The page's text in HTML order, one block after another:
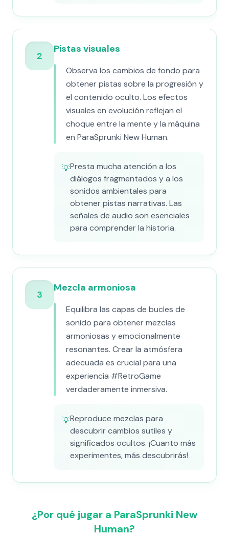
2
Pistas visuales
Observa los cambios de fondo para
obtener pistas sobre la progresión y
el contenido oculto. Los efectos
visuales en evolución reflejan el
choque entre la mente y la máquina
en ParaSprunki New Human.
💡Presta mucha atención a los
diálogos fragmentados y a los
sonidos ambientales para
obtener pistas narrativas. Las
señales de audio son esenciales
para comprender la historia.
3
Mezcla armoniosa
Equilibra las capas de bucles de
sonido para obtener mezclas
armoniosas y emocionalmente
resonantes. Crear la atmósfera
adecuada es crucial para una
experiencia #RetroGame
verdaderamente inmersiva.
💡Reproduce mezclas para
descubrir cambios sutiles y
significados ocultos. ¡Cuanto más
experimentes, más descubrirás!
¿Por qué jugar a ParaSprunki New
Human?